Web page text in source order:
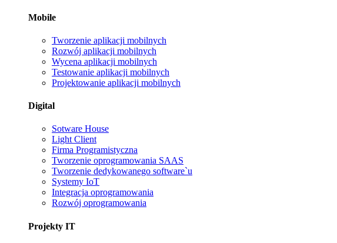
Mobile
Tworzenie aplikacji mobilnych
Rozwój aplikacji mobilnych
Wycena aplikacji mobilnych
Testowanie aplikacji mobilnych
Projektowanie aplikacji mobilnych
Digital
Sotware House
Light Client
Firma Programistyczna
Tworzenie oprogramowania SAAS
Tworzenie dedykowanego software`u
Systemy IoT
Integracja oprogramowania
Rozwój oprogramowania
Projekty IT